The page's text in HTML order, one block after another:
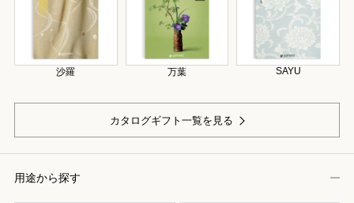
沙羅 万葉 SAYU
カタログギフト一覧を見る
用途から探す